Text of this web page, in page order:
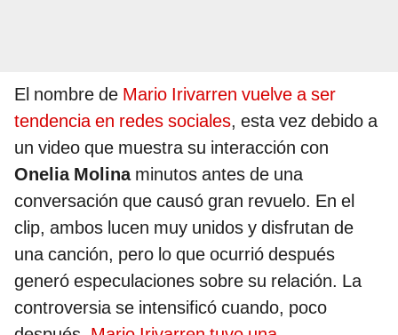
El nombre de Mario Irivarren vuelve a ser
tendencia en redes sociales, esta vez debido a
un video que muestra su interacción con
Onelia Molinaminutos antes de una
conversación que causó gran revuelo. En el
clip, ambos lucen muy unidos y disfrutan de
una canción, pero lo que ocurrió después
generó especulaciones sobre su relación. La
controversia se intensificó cuando, poco